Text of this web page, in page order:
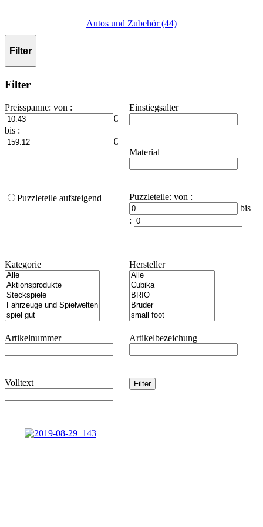
Autos und Zubehör (44)
Filter
Filter
Preisspanne: von :
€
bis :
€
Einstiegsalter
Material
Puzzleteile aufsteigend Puzzleteile: von :
bis
:
Kategorie Hersteller
Artikelnummer Artikelbezeichung
Volltext